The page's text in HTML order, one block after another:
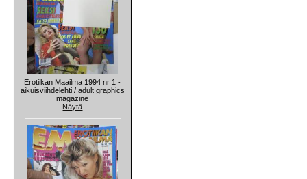
Erotiikan Maailma 1994 nr 1 -
aikuisviihdelehti / adult graphics
magazine
Näytä